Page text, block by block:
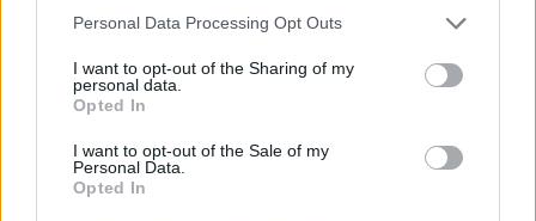
Personal Data Processing Opt Outs
I want to opt-out of the Sharing of my
personal data.
Opted In
I want to opt-out of the Sale of my
Personal Data.
Opted In
Ακολουθήστε το E-Radio.gr στο
Google News
και μάθετε πρώτοι